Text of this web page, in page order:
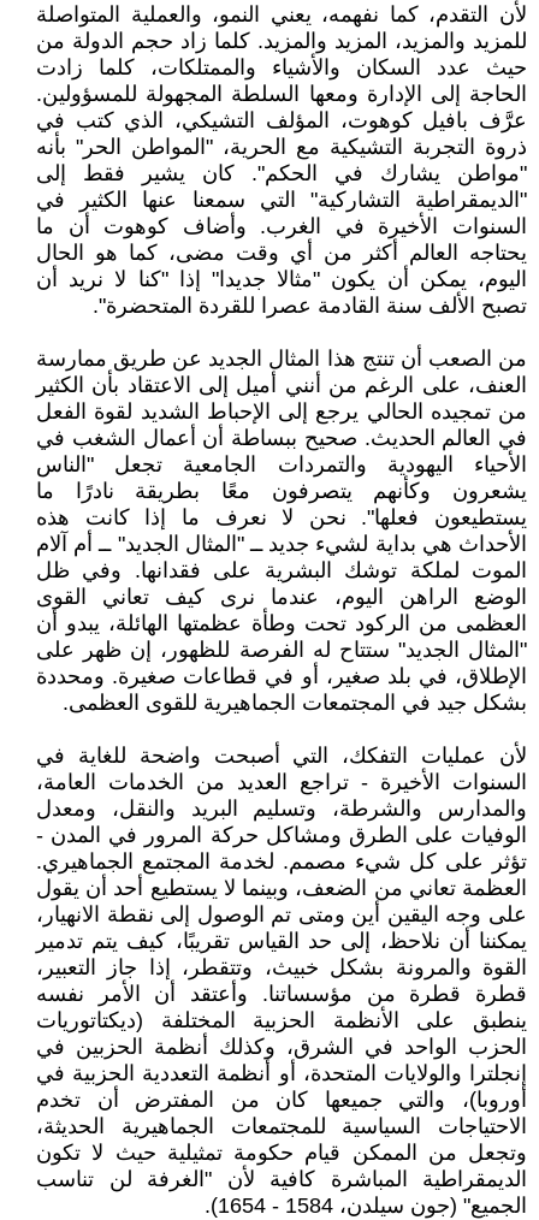
لأن التقدم، كما نفهمه، يعني النمو، والعملية المتواصلة
للمزيد والمزيد، المزيد والمزيد. كلما زاد حجم الدولة من
حيث عدد السكان والأشياء والممتلكات، كلما زادت
الحاجة إلى الإدارة ومعها السلطة المجهولة للمسؤولين.
عرَّف بافيل كوهوت، المؤلف التشيكي، الذي كتب في
ذروة التجربة التشيكية مع الحرية، "المواطن الحر" بأنه
"مواطن يشارك في الحكم". كان يشير فقط إلى
"الديمقراطية التشاركية" التي سمعنا عنها الكثير في
السنوات الأخيرة في الغرب. وأضاف كوهوت أن ما
يحتاجه العالم أكثر من أي وقت مضى، كما هو الحال
اليوم، يمكن أن يكون "مثالا جديدا" إذا "كنا لا نريد أن
تصبح الألف سنة القادمة عصرا للقردة المتحضرة".
من الصعب أن تنتج هذا المثال الجديد عن طريق ممارسة
العنف، على الرغم من أنني أميل إلى الاعتقاد بأن الكثير
من تمجيده الحالي يرجع إلى الإحباط الشديد لقوة الفعل
في العالم الحديث. صحيح ببساطة أن أعمال الشغب في
الأحياء اليهودية والتمردات الجامعية تجعل "الناس
يشعرون وكأنهم يتصرفون معًا بطريقة نادرًا ما
يستطيعون فعلها". نحن لا نعرف ما إذا كانت هذه
الأحداث هي بداية لشيء جديد ــ "المثال الجديد" ــ أم آلام
الموت لملكة توشك البشرية على فقدانها. وفي ظل
الوضع الراهن اليوم، عندما نرى كيف تعاني القوى
العظمى من الركود تحت وطأة عظمتها الهائلة، يبدو أن
"المثال الجديد" ستتاح له الفرصة للظهور، إن ظهر على
الإطلاق، في بلد صغير، أو في قطاعات صغيرة. ومحددة
بشكل جيد في المجتمعات الجماهيرية للقوى العظمى.
لأن عمليات التفكك، التي أصبحت واضحة للغاية في
السنوات الأخيرة - تراجع العديد من الخدمات العامة،
والمدارس والشرطة، وتسليم البريد والنقل، ومعدل
الوفيات على الطرق ومشاكل حركة المرور في المدن -
تؤثر على كل شيء مصمم. لخدمة المجتمع الجماهيري.
العظمة تعاني من الضعف، وبينما لا يستطيع أحد أن يقول
على وجه اليقين أين ومتى تم الوصول إلى نقطة الانهيار،
يمكننا أن نلاحظ، إلى حد القياس تقريبًا، كيف يتم تدمير
القوة والمرونة بشكل خبيث، وتتقطر، إذا جاز التعبير،
قطرة قطرة من مؤسساتنا. وأعتقد أن الأمر نفسه
ينطبق على الأنظمة الحزبية المختلفة (ديكتاتوريات
الحزب الواحد في الشرق، وكذلك أنظمة الحزبين في
إنجلترا والولايات المتحدة، أو أنظمة التعددية الحزبية في
أوروبا)، والتي جميعها كان من المفترض أن تخدم
الاحتياجات السياسية للمجتمعات الجماهيرية الحديثة،
وتجعل من الممكن قيام حكومة تمثيلية حيث لا تكون
الديمقراطية المباشرة كافية لأن "الغرفة لن تناسب
الجميع" (جون سيلدن، 1584 - 1654).